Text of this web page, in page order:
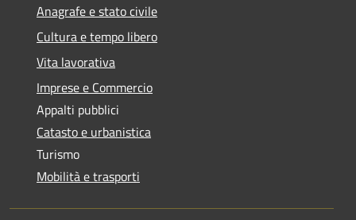
Anagrafe e stato civile
Cultura e tempo libero
Vita lavorativa
Imprese e Commercio
Appalti pubblici
Catasto e urbanistica
Turismo
Mobilità e trasporti